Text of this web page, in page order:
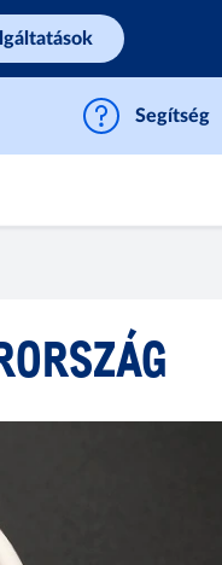
Segítség